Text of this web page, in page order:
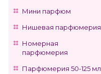
Мини парфюм
Нишевая парфюмерия
Номерная
парфюмерия
Парфюмерия 50-125 мл